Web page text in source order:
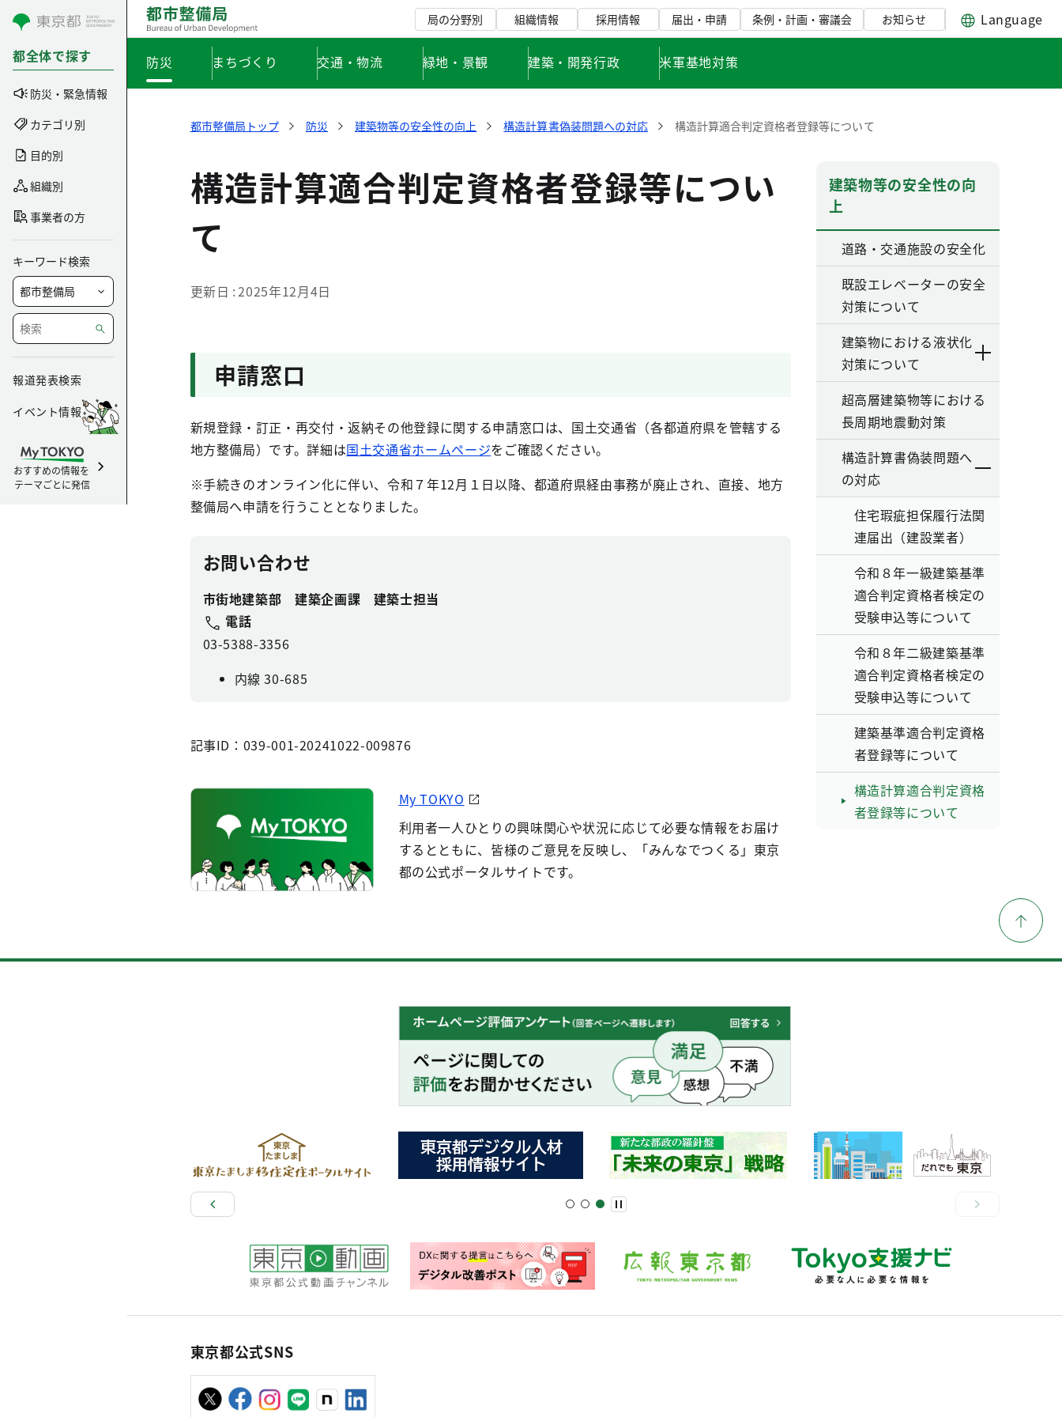
コンテンツにスキップ
都全体で探す
防災・緊急情報
カテゴリ別
目的別
組織別
事業者の方
キーワード検索
報道発表検索
イベント情報
おすすめの情報を
テーマごとに発信
局の分野別 組織情報 採用情報 届出・申請 条例・計画・審議会 お知らせ Language
防災 まちづくり 交通・物流 緑地・景観 建築・開発行政 米軍基地対策
都市整備局トップ 防災 建築物等の安全性の向上 構造計算書偽装問題への対応 構造計算適合判定資格者登録等について
構造計算適合判定資格者登録等につい
て
更新日 2025年12月4日
申請窓口
新規登録・訂正・再交付・返納その他登録に関する申請窓口は、国土交通省（各都道府県を管轄する
地方整備局）です。詳細は国土交通省ホームページをご確認ください。
※手続きのオンライン化に伴い、令和７年12月１日以降、都道府県経由事務が廃止され、直接、地方
整備局へ申請を行うこととなりました。
お問い合わせ
市街地建築部 建築企画課 建築士担当
電話
03-5388-3356
内線 30-685
記事ID：039-001-20241022-009876
My TOKYO
利用者一人ひとりの興味関心や状況に応じて必要な情報をお届け
するとともに、皆様のご意見を反映し、「みんなでつくる」東京
都の公式ポータルサイトです。
建築物等の安全性の向
上
道路・交通施設の安全化
既設エレベーターの安全
対策について
建築物における液状化
対策について
超高層建築物等における
長周期地震動対策
構造計算書偽装問題へ
の対応
住宅瑕疵担保履行法関
連届出（建設業者）
令和８年一級建築基準
適合判定資格者検定の
受験申込等について
令和８年二級建築基準
適合判定資格者検定の
受験申込等について
建築基準適合判定資格
者登録等について
構造計算適合判定資格
者登録等について
東京都公式SNS